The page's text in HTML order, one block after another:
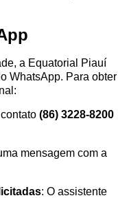
a Equatorial Piauí
WhatsApp. Para obter
(86) 3228-8200
mensagem com a
: O assistente